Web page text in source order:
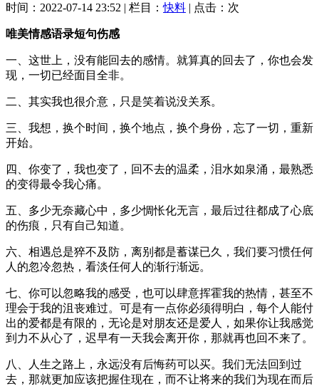
时间：2022-07-14 23:52 | 栏目：快料 | 点击： 次
唯美情感语录短句伤感
一、这世上，没有能回去的感情。就算真的回去了，你也会发
现，一切已经面目全非。
二、其实我也很介意，只是笑着说没关系。
三、我想，换个时间，换个地点，换个身份，忘了一切，重新
开始。
四、你变了，我也变了，回不去的温柔，泪水如泉涌，最熟悉
的变得最令我心痛。
五、多少无奈藏心中，多少惆怅化无言，最后过往都成了心底
的伤痕，只有自己知道。
六、相遇总是猝不及防，离别都是蓄谋已久，我们要习惯任何
人的忽冷忽热，看淡任何人的渐行渐远。
七、你可以忽略我的感受，也可以肆意挥霍我的热情，甚至不
理会于我的沮丧难过。可是有一点你必须得明白，每个人能付
出的爱都是有限的，无论是对朋友还是爱人，如果你让我感觉
到力不从心了，迟早有一天我会离开你，那就再也回不来了。
八、人生之路上，永远没有后悔药可以买。我们无法回到过
去，那就更加应该把握住现在，而不让将来的我们为现在而后